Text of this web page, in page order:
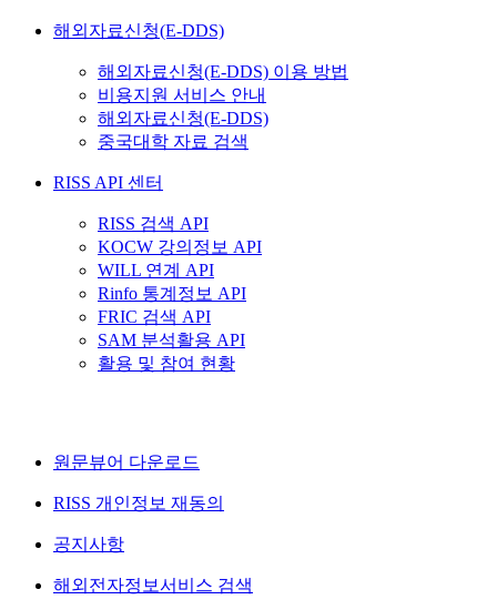
해외자료신청(E-DDS)
해외자료신청(E-DDS) 이용 방법
비용지원 서비스 안내
해외자료신청(E-DDS)
중국대학 자료 검색
RISS API 센터
RISS 검색 API
KOCW 강의정보 API
WILL 연계 API
Rinfo 통계정보 API
FRIC 검색 API
SAM 분석활용 API
활용 및 참여 현황
원문뷰어 다운로드
RISS 개인정보 재동의
공지사항
해외전자정보서비스 검색